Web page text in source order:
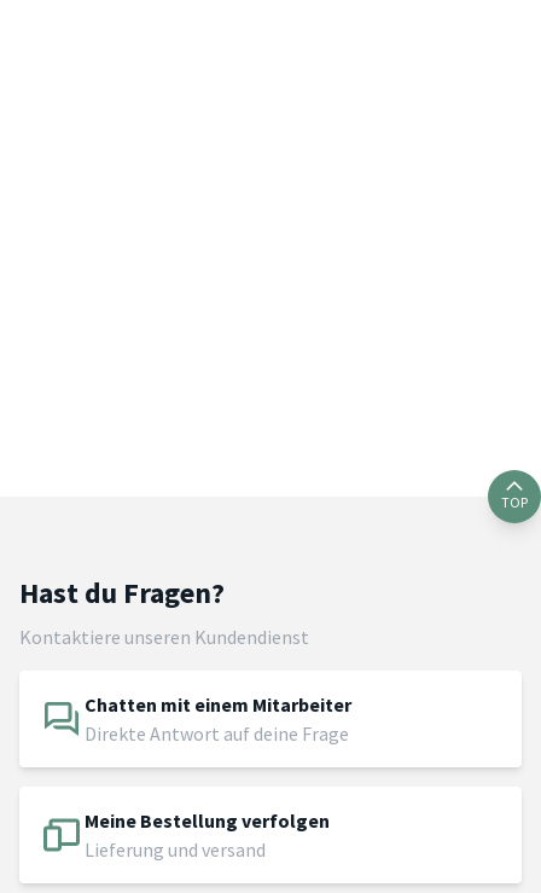
TOP
Hast du Fragen?
Kontaktiere unseren Kundendienst
Chatten mit einem Mitarbeiter
Direkte Antwort auf deine Frage
Meine Bestellung verfolgen
Lieferung und versand